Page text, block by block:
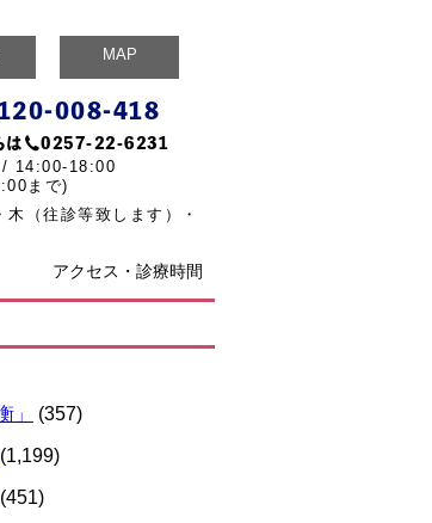
MAP
008-418
は☎0257-22-6231
14:00-18:00
まで)
（往診等致します）・
アクセス・診療時間
」
(357)
(1,199)
(451)